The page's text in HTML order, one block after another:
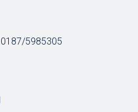
5985305